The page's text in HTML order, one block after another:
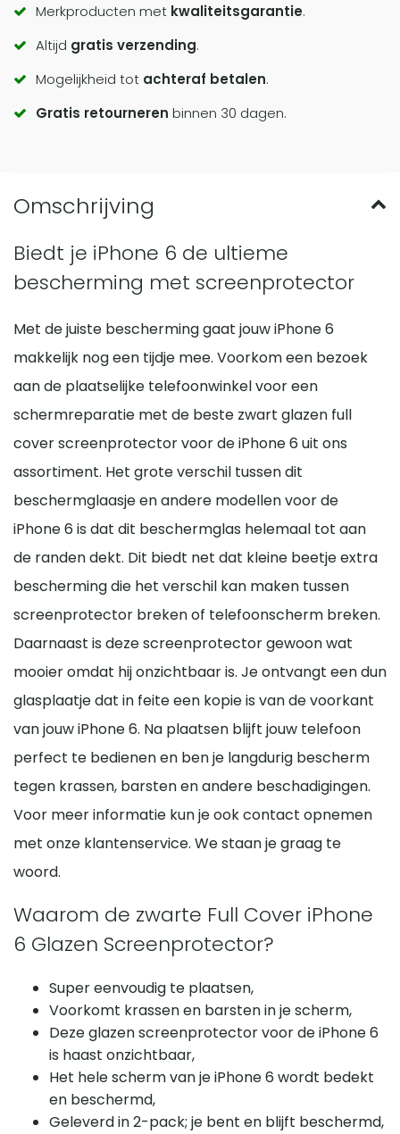
Call
to
actions
Merkproducten met kwaliteitsgarantie.
Altijd gratis verzending.
Mogelijkheid tot achteraf betalen.
Gratis retourneren binnen 30 dagen.
Biedt je iPhone 6 de ultieme
bescherming met screenprotector
Met de juiste bescherming gaat jouw iPhone 6
makkelijk nog een tijdje mee. Voorkom een bezoek
aan de plaatselijke telefoonwinkel voor een
schermreparatie met de beste zwart glazen full
cover screenprotector voor de iPhone 6 uit ons
assortiment. Het grote verschil tussen dit
beschermglaasje en andere modellen voor de
iPhone 6 is dat dit beschermglas helemaal tot aan
de randen dekt. Dit biedt net dat kleine beetje extra
bescherming die het verschil kan maken tussen
screenprotector breken of telefoonscherm breken.
Daarnaast is deze screenprotector gewoon wat
mooier omdat hij onzichtbaar is. Je ontvangt een dun
glasplaatje dat in feite een kopie is van de voorkant
van jouw iPhone 6. Na plaatsen blijft jouw telefoon
perfect te bedienen en ben je langdurig bescherm
tegen krassen, barsten en andere beschadigingen.
Voor meer informatie kun je ook contact opnemen
met onze klantenservice. We staan je graag te
woord.
Waarom de zwarte Full Cover iPhone
6 Glazen Screenprotector?
Super eenvoudig te plaatsen,
Voorkomt krassen en barsten in je scherm,
Deze glazen screenprotector voor de iPhone 6
is haast onzichtbaar,
Het hele scherm van je iPhone 6 wordt bedekt
en beschermd,
Geleverd in 2-pack; je bent en blijft beschermd,